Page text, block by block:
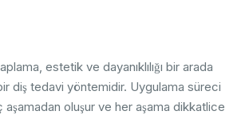
estetik ve dayanıklılığı bir arada
diş tedavi yöntemidir. Uygulama süreci
oluşur ve her aşama dikkatlice